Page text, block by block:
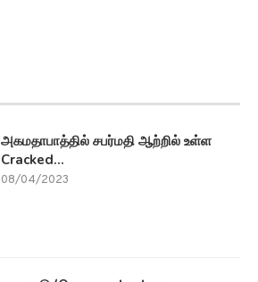
அகமதாபாத்தில் சபர்மதி ஆற்றில் உள்ள
Cracked...
08/04/2023